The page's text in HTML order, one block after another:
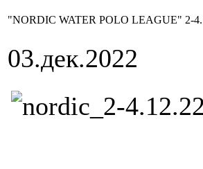
"NORDIC WATER POLO LEAGUE" 2-
03.дек.2022